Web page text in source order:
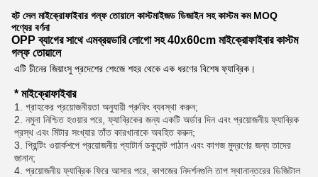
হট সেল মাইক্রোফাইবার গল্ফ তোয়ালে কাস্টমাইজড ডিজাইন সহ কাস্টম কম MOQ
পণ্যের বর্ণনা
OPP ব্যাগের সাথে এমব্রয়ডারি লোগো সহ 40x60cm মাইক্রোফাইবার কাস্টম
গল্ফ তোয়ালে
এটি চীনের জিয়াংসু প্রদেশের শেংজে শহর থেকে এক ধরণের বিশেষ ফ্যাব্রিক।
* মাইক্রোফাইবার
1. গ্রাহকের প্রয়োজনীয়তা অনুযায়ী প্রুফিং ব্যবস্থা করুন;
2. নমুনা নিশ্চিত হওয়ার পরে, ফ্যাব্রিকের জন্য একটি অর্ডার দিন এবং প্রয়োজনীয় ফ্যাব্রিক
প্রস্থ এবং মিটার সংখ্যার তাঁত কারখানাকে অবহিত করুন;
3. প্রিন্টিং ওয়ার্কশপে প্রয়োজনীয় প্যাটার্ন ডকুমেন্ট পাঠান এবং কাগজ মুদ্রণের জন্য তাদের
জানান;
4. প্রয়োজনীয় ফ্যাব্রিক ফিরে আসার পরে, কাগজের নিদর্শনগুলি তাপ স্থানান্তরের ডিজিটাল